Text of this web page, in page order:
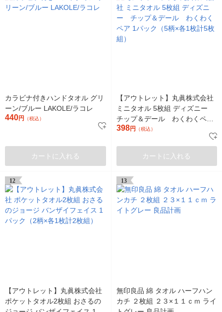
カラビナ付きハンドタオル グリ
ーン/ブルー LAKOLE/ラコレ
440円 （税込）
カートに入れる
【アウトレット】丸眞株式会社
ミニタオル 5枚組 ディズニー
チップ＆デール わくわくペア
1パック（5柄×各1枚計5枚組）
398円 （税込）
カートに入れる
12
【アウトレット】丸眞株式会社
ポケットタオル2枚組 おさるの
13
無印良品 綿 タオル ハーフハン
カチ ２枚組 ２３×１１ｃｍ ライ